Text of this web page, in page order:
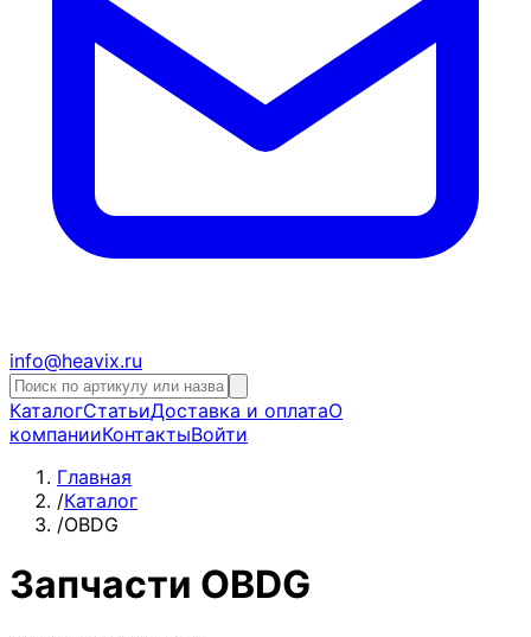
info@heavix.ru
КаталогСтатьиДоставка и оплатаО
компанииКонтактыВойти
Главная
/Каталог
/OBDG
Запчасти OBDG